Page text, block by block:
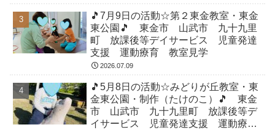
🎵7月9日の活動☆第２東金教室・東金
東公園🎵 東金市 山武市 九十九里
町 放課後等デイサービス 児童発達
支援 運動療育 教室見学
2026.07.09
🎵5月8日の活動☆みどりが丘教室・東
金東公園・制作（たけのこ）🎵 東金
市 山武市 九十九里町 放課後等デ
イサービス 児童発達支援 運動療